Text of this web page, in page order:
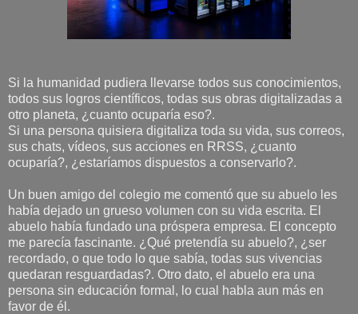
Si la humanidad pudiera llevarse todos sus conocimientos,
todos sus logros científicos, todas sus obras digitalizadas a
otro planeta, ¿cuanto ocuparía eso?.
Si una persona quisiera digitaliza toda su vida, sus correos,
sus chats, vídeos, sus acciones en RRSS, ¿cuanto
ocuparía?, ¿estaríamos dispuestos a conservarlo?.
Un buen amigo del colegio me comentó que su abuelo les
había dejado un grueso volumen con su vida escrita. El
abuelo había fundado una próspera empresa. El concepto
me parecía fascinante. ¿Qué pretendía su abuelo?, ¿ser
recordado, o que todo lo que sabía, todas sus vivencias
quedaran resguardadas?. Otro dato, el abuelo era una
persona sin educación formal, lo cual habla aun más en
favor de él.